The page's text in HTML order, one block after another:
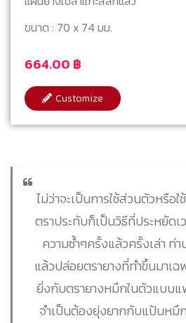
664.00 ฿
ขนาด : 70 x 74 มม.
Customize
ไม่ว่าจะเป็นการใช้ส่วนตัวหรือใ
ตราประทับก็เป็นวิธีที่ประหยัดเ
ความซ้ำๆครั้งแล้วครั้งเล่า ท่
แล้วปล่อยตรายางที่ทำขึ้นมาเฉ
ยิ่งกับตรายางหมึกในตัวแบบ
จำเป็นต้องยุ่งยากกับแป้นหมึ